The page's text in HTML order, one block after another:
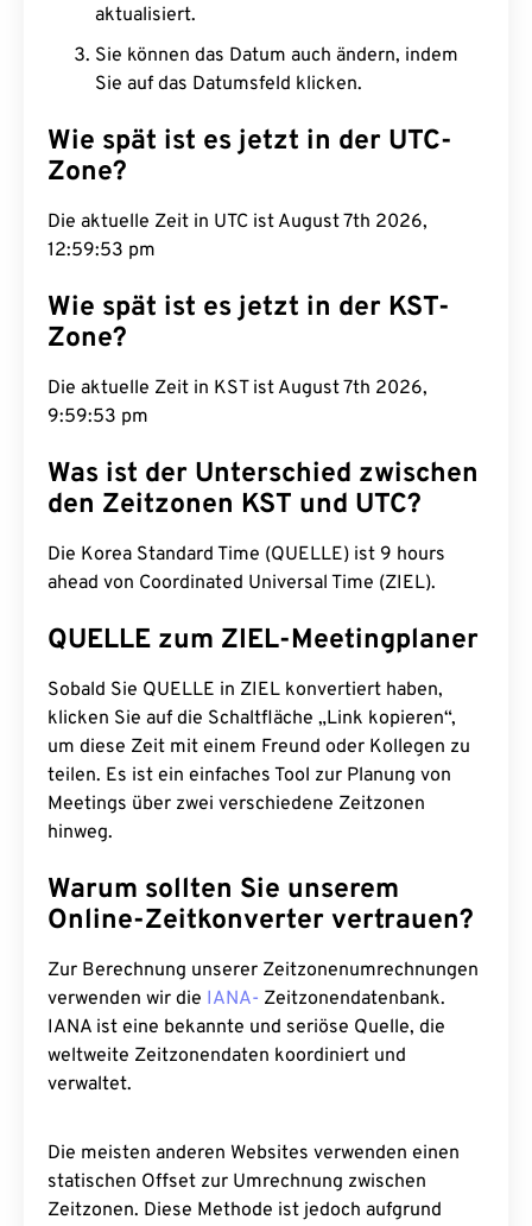
aktualisiert.
Sie können das Datum auch ändern, indem
Sie auf das Datumsfeld klicken.
Wie spät ist es jetzt in der UTC-
Zone?
Die aktuelle Zeit in UTC ist August 7th 2026,
12:59:54 pm
Wie spät ist es jetzt in der KST-
Zone?
Die aktuelle Zeit in KST ist August 7th 2026,
9:59:54 pm
Was ist der Unterschied zwischen
den Zeitzonen KST und UTC?
Die Korea Standard Time (QUELLE) ist 9 hours
ahead von Coordinated Universal Time (ZIEL).
QUELLE zum ZIEL-Meetingplaner
Sobald Sie QUELLE in ZIEL konvertiert haben,
klicken Sie auf die Schaltfläche „Link kopieren“,
um diese Zeit mit einem Freund oder Kollegen zu
teilen. Es ist ein einfaches Tool zur Planung von
Meetings über zwei verschiedene Zeitzonen
hinweg.
Warum sollten Sie unserem
Online-Zeitkonverter vertrauen?
Zur Berechnung unserer Zeitzonenumrechnungen
verwenden wir die IANA- Zeitzonendatenbank.
IANA ist eine bekannte und seriöse Quelle, die
weltweite Zeitzonendaten koordiniert und
verwaltet.
Die meisten anderen Websites verwenden einen
statischen Offset zur Umrechnung zwischen
Zeitzonen. Diese Methode ist jedoch aufgrund